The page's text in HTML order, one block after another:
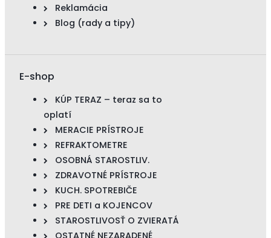
Reklamácia
Blog (rady a tipy)
E-shop
KÚP TERAZ – teraz sa to
oplatí
MERACIE PRÍSTROJE
REFRAKTOMETRE
OSOBNÁ STAROSTLIV.
ZDRAVOTNÉ PRÍSTROJE
KUCH. SPOTREBIČE
PRE DETI a KOJENCOV
STAROSTLIVOSŤ O ZVIERATÁ
OSTATNÉ NEZARADENÉ